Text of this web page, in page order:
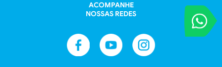
VOCÊ
Entre em
ACOMPANHE
NOSSAS REDES